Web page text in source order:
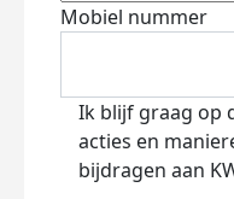
Mobiel nummer
Ik blijf graag op
acties en
bijdragen aan